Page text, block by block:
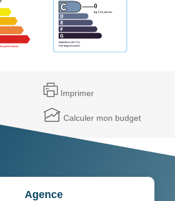
Imprimer
Calculer mon budget
Agence